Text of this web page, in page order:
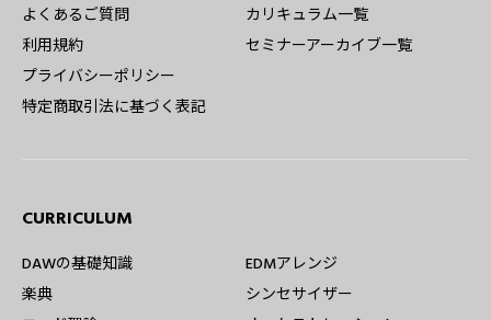
よくあるご質問
利用規約
プライバシーポリシー
特定商取引法に基づく表記
カリキュラム一覧
セミナーアーカイブ一覧
CURRICULUM
DAWの基礎知識
楽典
EDMアレンジ
シンセサイザー